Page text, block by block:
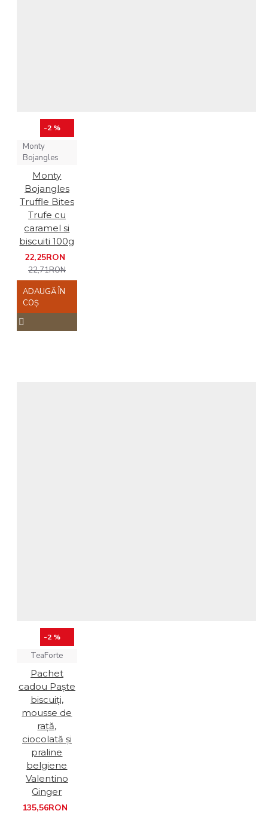
-2 %
Monty
Bojangles
Monty
Bojangles
Truffle Bites
Trufe cu
caramel si
biscuiti 100g
22,25RON
22,71RON
ADAUGĂ ÎN
COŞ
-2 %
TeaForte
Pachet
cadou Paște
biscuiți,
mousse de
rață,
ciocolată și
praline
belgiene
Valentino
Ginger
135,56RON